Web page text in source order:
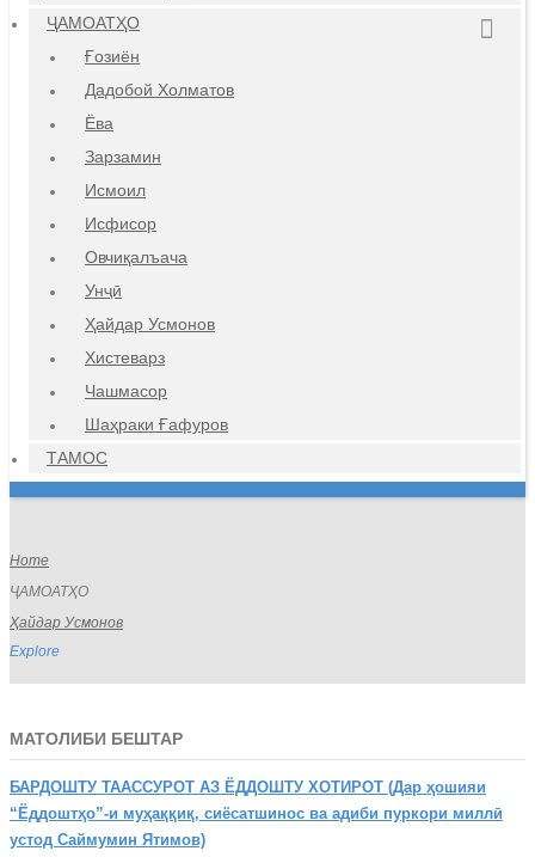
ҶАМОАТҲО
Ғозиён
Дадобой Холматов
Ёва
Зарзамин
Исмоил
Исфисор
Овчиқалъача
Унҷӣ
Ҳайдар Усмонов
Хистеварз
Чашмасор
Шаҳраки Ғафуров
ТАМОС
Home
ҶАМОАТҲО
Ҳайдар Усмонов
Explore
МАТОЛИБИ БЕШТАР
БАРДОШТУ ТААССУРОТ АЗ ЁДДОШТУ ХОТИРОТ (Дар ҳошияи
“Ёддоштҳо”-и муҳаққиқ, сиёсатшинос ва адиби пуркори миллӣ
устод Саймумин Ятимов)